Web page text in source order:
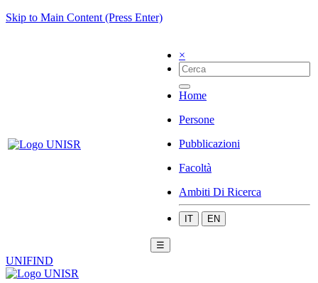
Skip to Main Content (Press Enter)
×
Home
Persone
Pubblicazioni
Facoltà
Ambiti Di Ricerca
IT EN
☰
UNIFIND